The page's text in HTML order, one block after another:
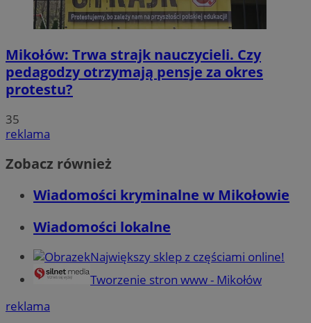
Mikołów: Trwa strajk nauczycieli. Czy
pedagodzy otrzymają pensje za okres
protestu?
35
reklama
Zobacz również
Wiadomości kryminalne w Mikołowie
Wiadomości lokalne
Największy sklep z częściami online!
Tworzenie stron www - Mikołów
reklama